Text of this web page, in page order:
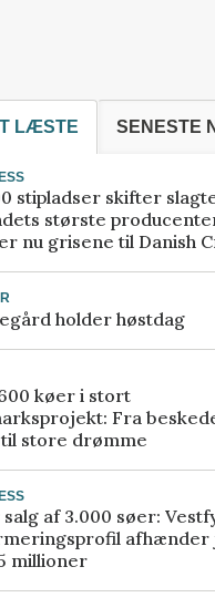
LÆSTE SENESTE
stipladser skifter
største
nu grisene til Danish
holder høstdag
køer i stort
Fra
store drømme
af 3.000 søer:
afhænder
millioner